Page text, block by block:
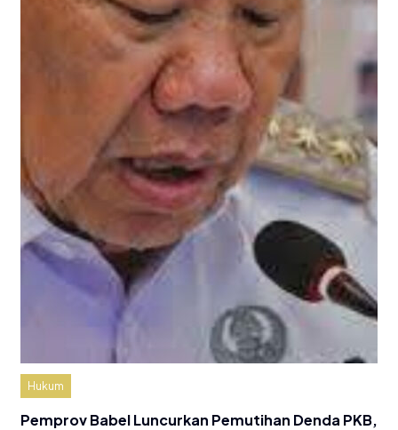
Hukum
Pemprov Babel Luncurkan Pemutihan Denda PKB,